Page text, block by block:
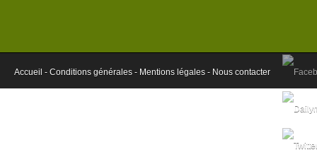
Accueil - Conditions générales - Mentions légales - Nous contacter